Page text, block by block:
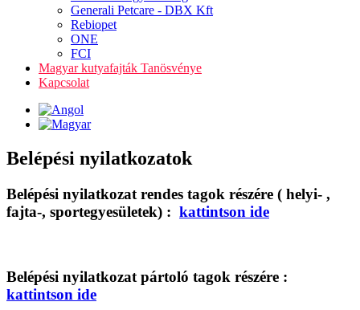
Generali Petcare - DBX Kft
Rebiopet
ONE
FCI
Magyar kutyafajták Tanösvénye
Kapcsolat
Belépési nyilatkozatok
Belépési nyilatkozat rendes tagok részére ( helyi- ,
fajta-, sportegyesületek) : kattintson ide
Belépési nyilatkozat pártoló tagok részére :
kattintson ide